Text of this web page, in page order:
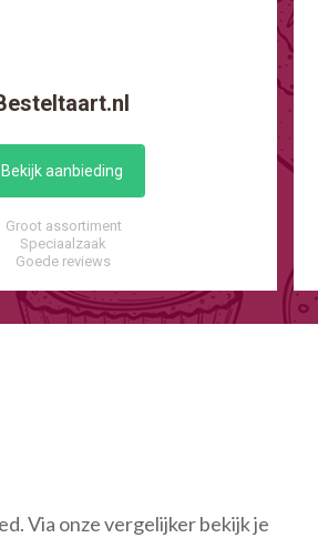
Bekijk aanbieding
Groot assortiment
Speciaalzaak
Goede reviews
Via onze vergelijker bekijk je